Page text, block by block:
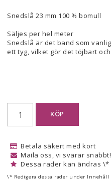
Lägg till i
Snedslå 23 mm 100 % bomull
Säljes per hel meter
Snedslå är det band som
ett tyg, vilket gör det töjbart
KÖP
Betala säkert med kort
Maila oss, vi svarar snabbt!
Dessa rader kan ändras \*
\* Redigera dessa rader under Innehåll